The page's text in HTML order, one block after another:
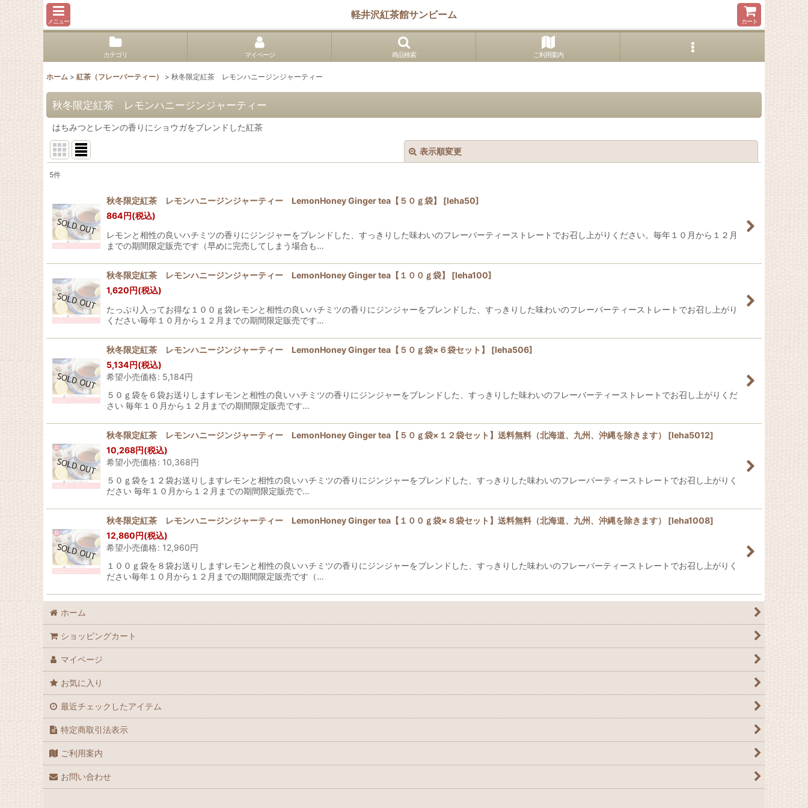
メニュー
軽井沢紅茶館サンビーム
カート
カテゴリ マイページ 商品検索 ご利用案内
ホーム > 紅茶（フレーバーティー） > 秋冬限定紅茶 レモンハニージンジャーティー
秋冬限定紅茶 レモンハニージンジャーティー
はちみつとレモンの香りにショウガをブレンドした紅茶
表示順変更
並び順
5件
秋冬限定紅茶 レモンハニージンジャーティー LemonHoney Ginger tea【５０ｇ袋】 [leha50]
864円(税込)
レモンと相性の良いハチミツの香りにジンジャーをブレンドした、すっきりした味わいのフレーバーティーストレートでお召し上がりください。毎年１０月から１２月
までの期間限定販売です（早めに完売してしまう場合も…
秋冬限定紅茶 レモンハニージンジャーティー LemonHoney Ginger tea【１００ｇ袋】 [leha100]
1,620円(税込)
たっぷり入ってお得な１００ｇ袋レモンと相性の良いハチミツの香りにジンジャーをブレンドした、すっきりした味わいのフレーバーティーストレートでお召し上がり
ください毎年１０月から１２月までの期間限定販売です…
秋冬限定紅茶 レモンハニージンジャーティー LemonHoney Ginger tea【５０ｇ袋×６袋セット】 [leha506]
5,134円(税込)
希望小売価格: 5,184円
５０ｇ袋を６袋お送りしますレモンと相性の良いハチミツの香りにジンジャーをブレンドした、すっきりした味わいのフレーバーティーストレートでお召し上がりくだ
さい 毎年１０月から１２月までの期間限定販売です…
秋冬限定紅茶 レモンハニージンジャーティー LemonHoney Ginger tea【５０ｇ袋×１２袋セット】送料無料（北海道、九州、沖縄を除きます） [leha5012]
10,268円(税込)
希望小売価格: 10,368円
５０ｇ袋を１２袋お送りしますレモンと相性の良いハチミツの香りにジンジャーをブレンドした、すっきりした味わいのフレーバーティーストレートでお召し上がりく
ださい 毎年１０月から１２月までの期間限定販売で…
秋冬限定紅茶 レモンハニージンジャーティー LemonHoney Ginger tea【１００ｇ袋×８袋セット】送料無料（北海道、九州、沖縄を除きます） [leha1008]
12,860円(税込)
希望小売価格: 12,960円
１００ｇ袋を８袋お送りしますレモンと相性の良いハチミツの香りにジンジャーをブレンドした、すっきりした味わいのフレーバーティーストレートでお召し上がりく
ださい毎年１０月から１２月までの期間限定販売です（…
ホーム
ショッピングカート
マイページ
お気に入り
最近チェックしたアイテム
特定商取引法表示
ご利用案内
お問い合わせ